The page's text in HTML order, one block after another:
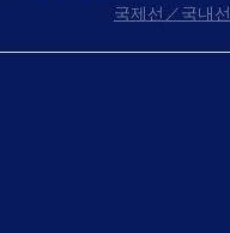
국제선／국내선